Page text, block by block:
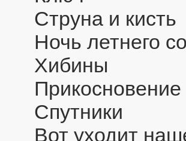
Струна и кисть
Ночь летнего
Хибины
Спутники
Вот уходит